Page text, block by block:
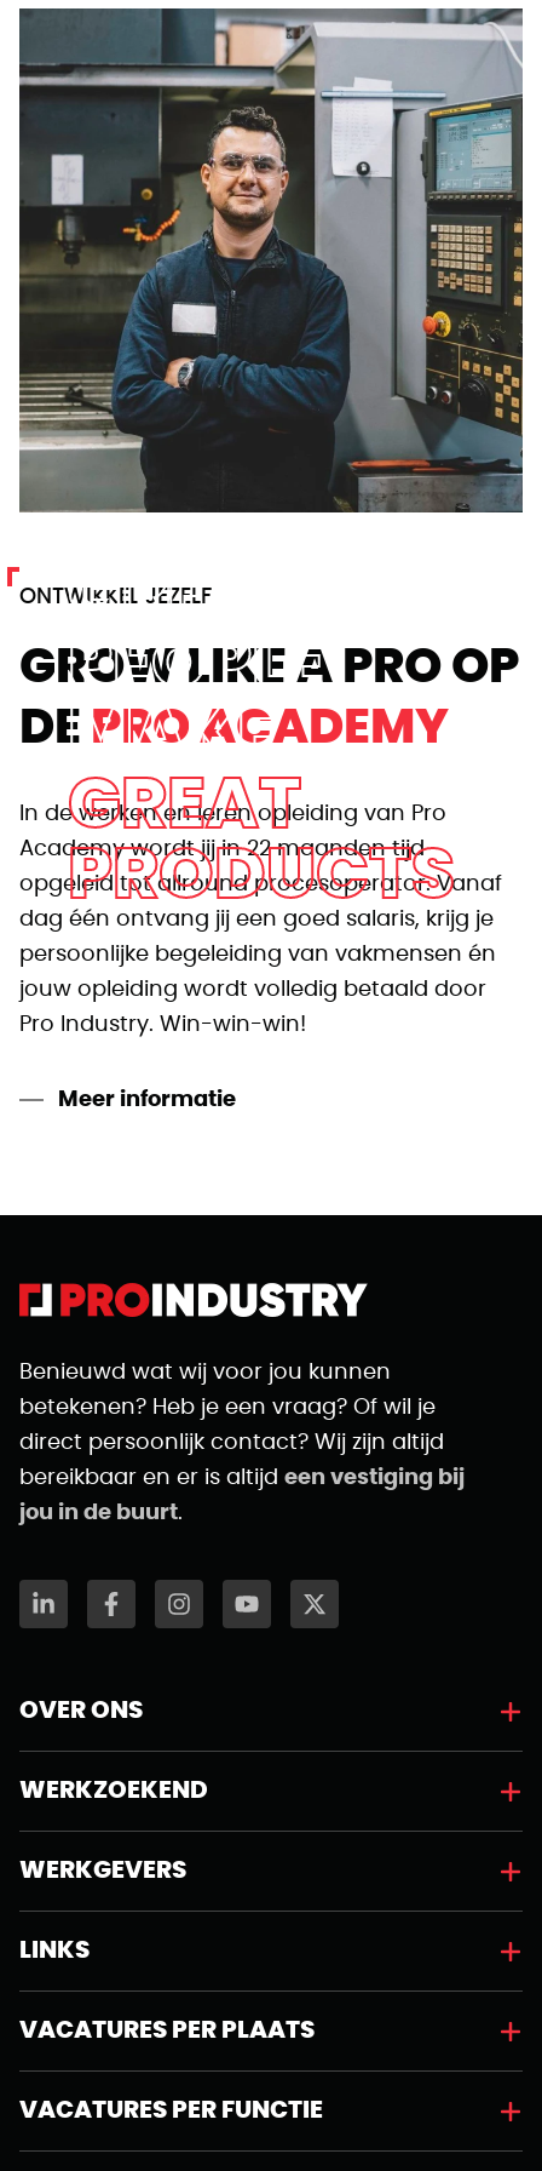
GREAT
PEOPLE
MAKE
GREAT
PRODUCTS
ONTWIKKEL JEZELF
GROW LIKE A PRO OP
DE PRO ACADEMY
In de werken en leren opleiding van Pro
Academy wordt jij in 22 maanden tijd
opgeleid tot allround procesoperator. Vanaf
dag één ontvang jij een goed salaris, krijg je
persoonlijke begeleiding van vakmensen én
jouw opleiding wordt volledig betaald door
Pro Industry. Win-win-win!
Meer informatie
Benieuwd wat wij voor jou kunnen
betekenen? Heb je een vraag? Of wil je
direct persoonlijk contact? Wij zijn altijd
bereikbaar en er is altijd een vestiging bij
jou in de buurt.
OVER ONS
WERKZOEKEND
WERKGEVERS
LINKS
VACATURES PER PLAATS
VACATURES PER FUNCTIE